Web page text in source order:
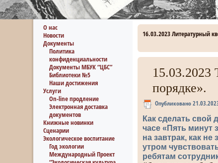
О нас
Новости
Документы
Политика
конфиденциальности
Документы МБУК “ЦБС”
Библиотеки №5
Наши достижения
Услуги
On-line продление
Электронная доставка
документов
Книжные новинки
Сценарии
Экологическое воспитание
Год экологии
Международный Проект
16.03.2023 Литературный
15.03.2023
порядке».
Опубликовано
Как сделать свой
часе «Пять минут
на завтрак, как
утром
ребятам